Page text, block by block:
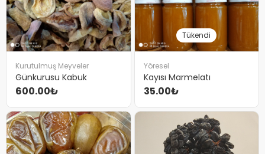
Kurutulmuş Meyveler
Günkurusu Kabuk
600.00₺
Tükendi
Yöresel
Kayısı Marmelatı
35.00₺